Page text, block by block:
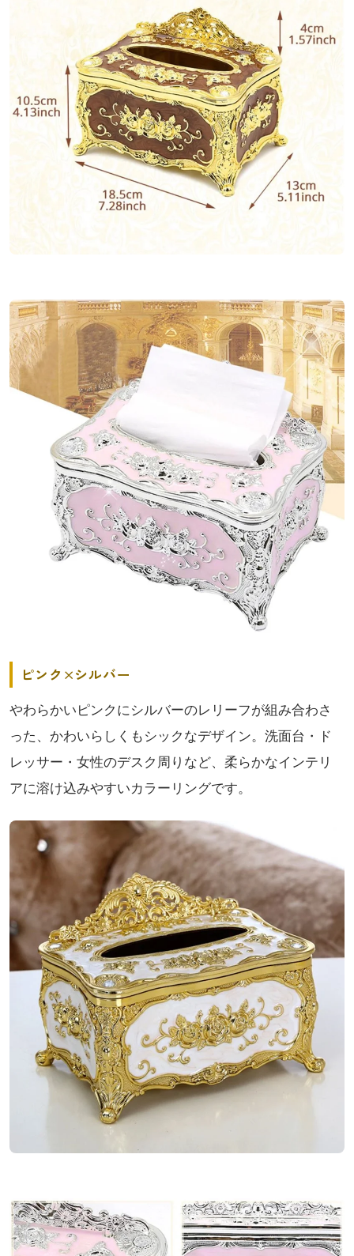
ピンク×シルバー
やわらかいピンクにシルバーのレリーフが組み合わさ
った、かわいらしくもシックなデザイン。洗面台・ド
レッサー・女性のデスク周りなど、柔らかなインテリ
アに溶け込みやすいカラーリングです。